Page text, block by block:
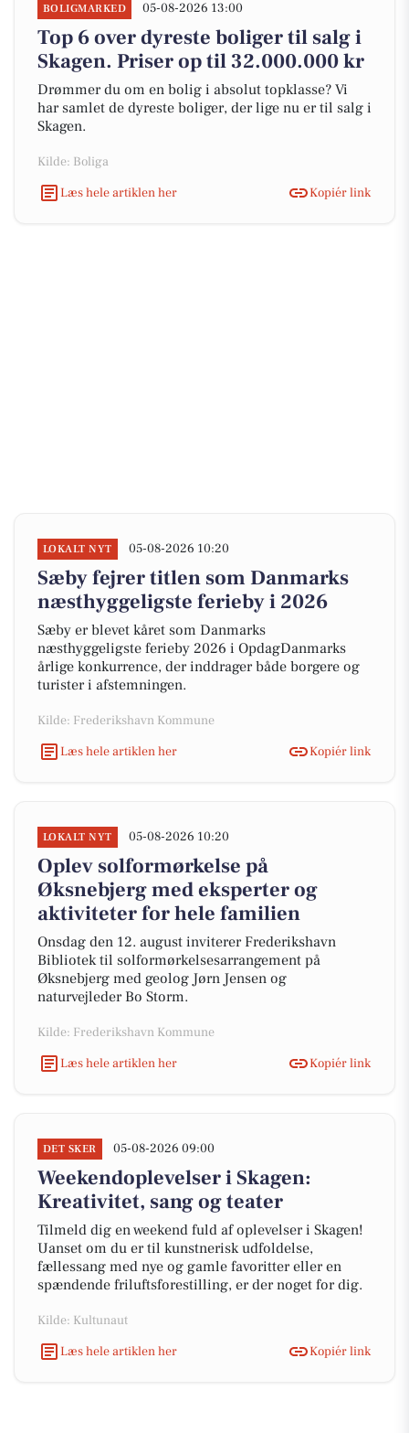
BOLIGMARKED 05-08-2026 13:00
Top 6 over dyreste boliger til salg i
Skagen. Priser op til 32.000.000 kr
Drømmer du om en bolig i absolut topklasse? Vi
har samlet de dyreste boliger, der lige nu er til salg i
Skagen.
Kilde: Boliga
Læs hele artiklen her
Kopiér link
LOKALT NYT 05-08-2026 10:20
Sæby fejrer titlen som Danmarks
næsthyggeligste ferieby i 2026
Sæby er blevet kåret som Danmarks
næsthyggeligste ferieby 2026 i OpdagDanmarks
årlige konkurrence, der inddrager både borgere og
turister i afstemningen.
Kilde: Frederikshavn Kommune
Læs hele artiklen her
Kopiér link
LOKALT NYT 05-08-2026 10:20
Oplev solformørkelse på
Øksnebjerg med eksperter og
aktiviteter for hele familien
Onsdag den 12. august inviterer Frederikshavn
Bibliotek til solformørkelsesarrangement på
Øksnebjerg med geolog Jørn Jensen og
naturvejleder Bo Storm.
Kilde: Frederikshavn Kommune
Læs hele artiklen her
Kopiér link
DET SKER 05-08-2026 09:00
Weekendoplevelser i Skagen:
Kreativitet, sang og teater
Tilmeld dig en weekend fuld af oplevelser i Skagen!
Uanset om du er til kunstnerisk udfoldelse,
fællessang med nye og gamle favoritter eller en
spændende friluftsforestilling, er der noget for dig.
Kilde: Kultunaut
Læs hele artiklen her
Kopiér link